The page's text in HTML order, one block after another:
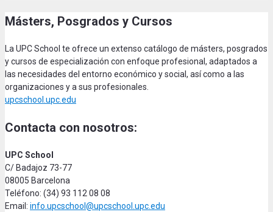
Másters, Posgrados y Cursos
La UPC School te ofrece un extenso catálogo de másters, posgrados
y cursos de especialización con enfoque profesional, adaptados a
las necesidades del entorno económico y social, así como a las
organizaciones y a sus profesionales.
upcschool.upc.edu
Contacta con nosotros:
UPC School
C/ Badajoz 73-77
08005 Barcelona
Teléfono: (34) 93 112 08 08
Email: info.upcschool@upcschool.upc.edu